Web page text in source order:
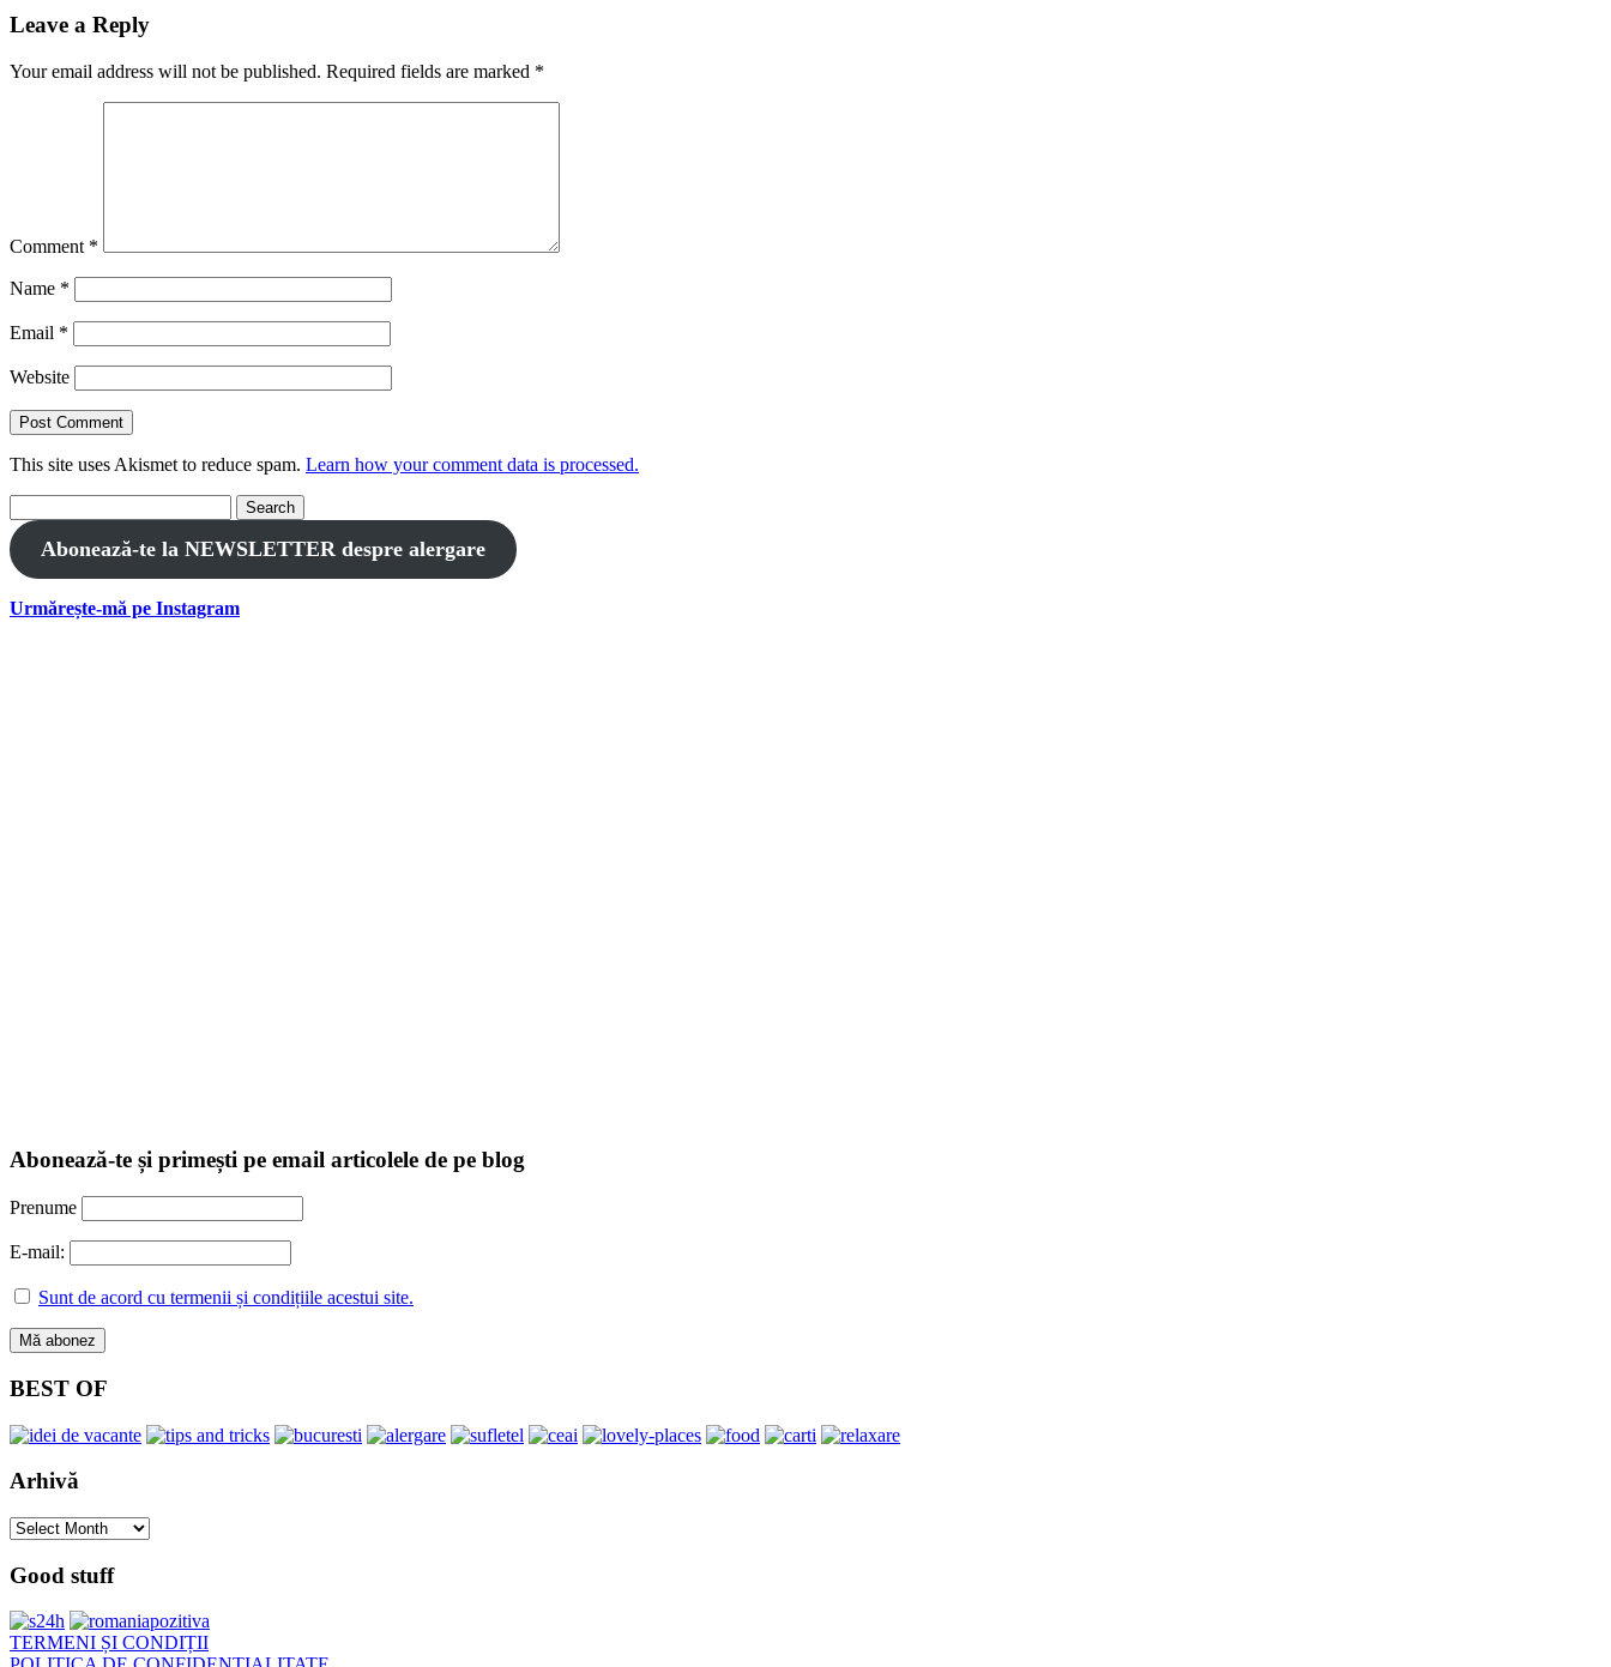
Leave a Reply
Your email address will not be published. Required fields are marked *
Comment *
Name *
Email *
Website
This site uses Akismet to reduce spam. Learn how your comment data is processed.
for:
Abonează-te la NEWSLETTER despre alergare
Urmărește-mă pe Instagram
Abonează-te și primești pe email articolele de pe blog
Prenume
E-mail:
Sunt de acord cu termenii și condițiile acestui site.
BEST OF
Arhivă
Arhivă
Good stuff
TERMENI ȘI CONDIȚII